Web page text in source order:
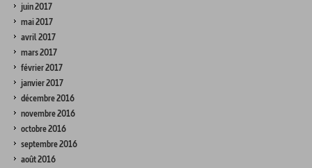
juin 2017
mai 2017
avril 2017
mars 2017
février 2017
janvier 2017
décembre 2016
novembre 2016
octobre 2016
septembre 2016
août 2016